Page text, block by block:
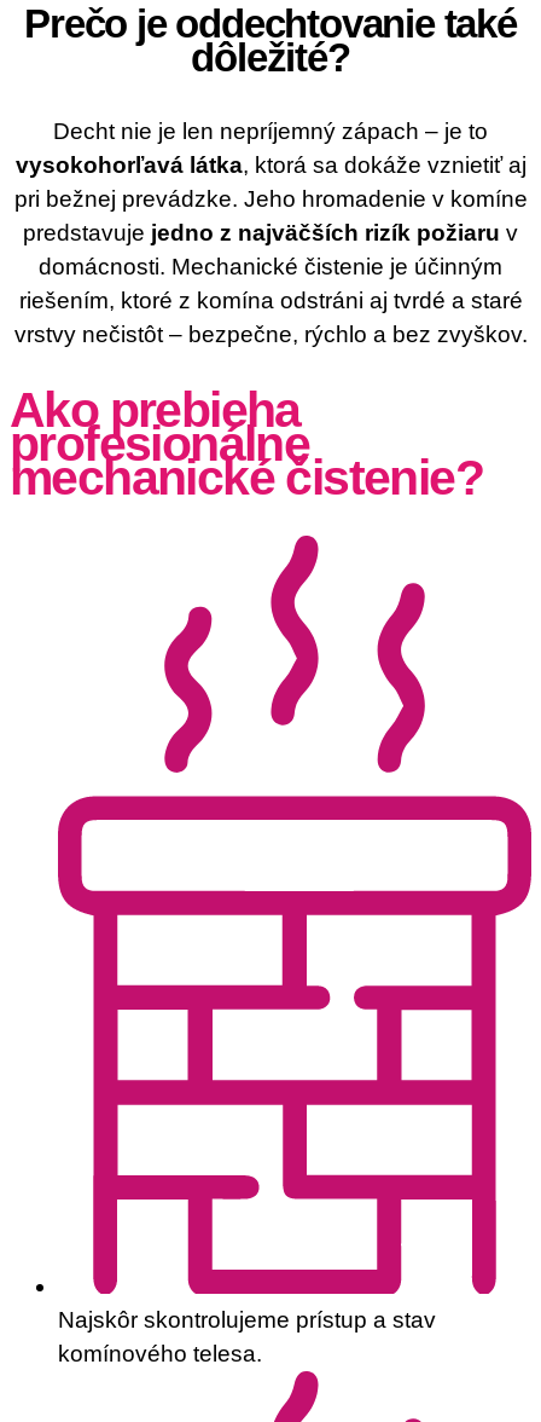
Prečo je oddechtovanie také
dôležité?
Decht nie je len nepríjemný zápach – je to
vysokohorľavá látka, ktorá sa dokáže vznietiť aj
pri bežnej prevádzke. Jeho hromadenie v komíne
predstavuje jedno z najväčších rizík požiaru v
domácnosti. Mechanické čistenie je účinným
riešením, ktoré z komína odstráni aj tvrdé a staré
vrstvy nečistôt – bezpečne, rýchlo a bez zvyškov.
Ako prebieha
profesionálne
mechanické čistenie?
Najskôr skontrolujeme prístup a stav
komínového telesa.